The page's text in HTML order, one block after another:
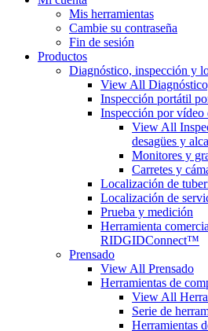
Mis herramientas
Cambie su contraseña
Fin de sesión
Productos
Diagnóstico, inspección y
View All
Inspección portátil
Inspección por vídeo
View All
desagües y
Monitores y
Carretes y
Localización de
Localización de
Prueba y medición
Herramienta
RIDGIDConnect™
Prensado
View All Prensado
Herramientas de
View All
Serie de
Herramientas